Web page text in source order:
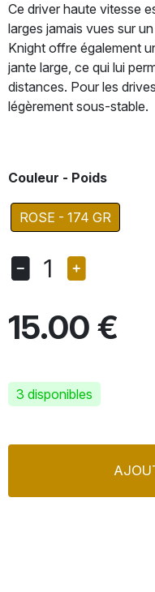
Ce driver haute vitesse
larges jamais vues sur
Knight offre également
jante large, ce qui lui
distances. Pour les
légèrement sous-stable.
Couleur - Poids
ROSE - 174 GR
1
15.00 €
3 disponibles